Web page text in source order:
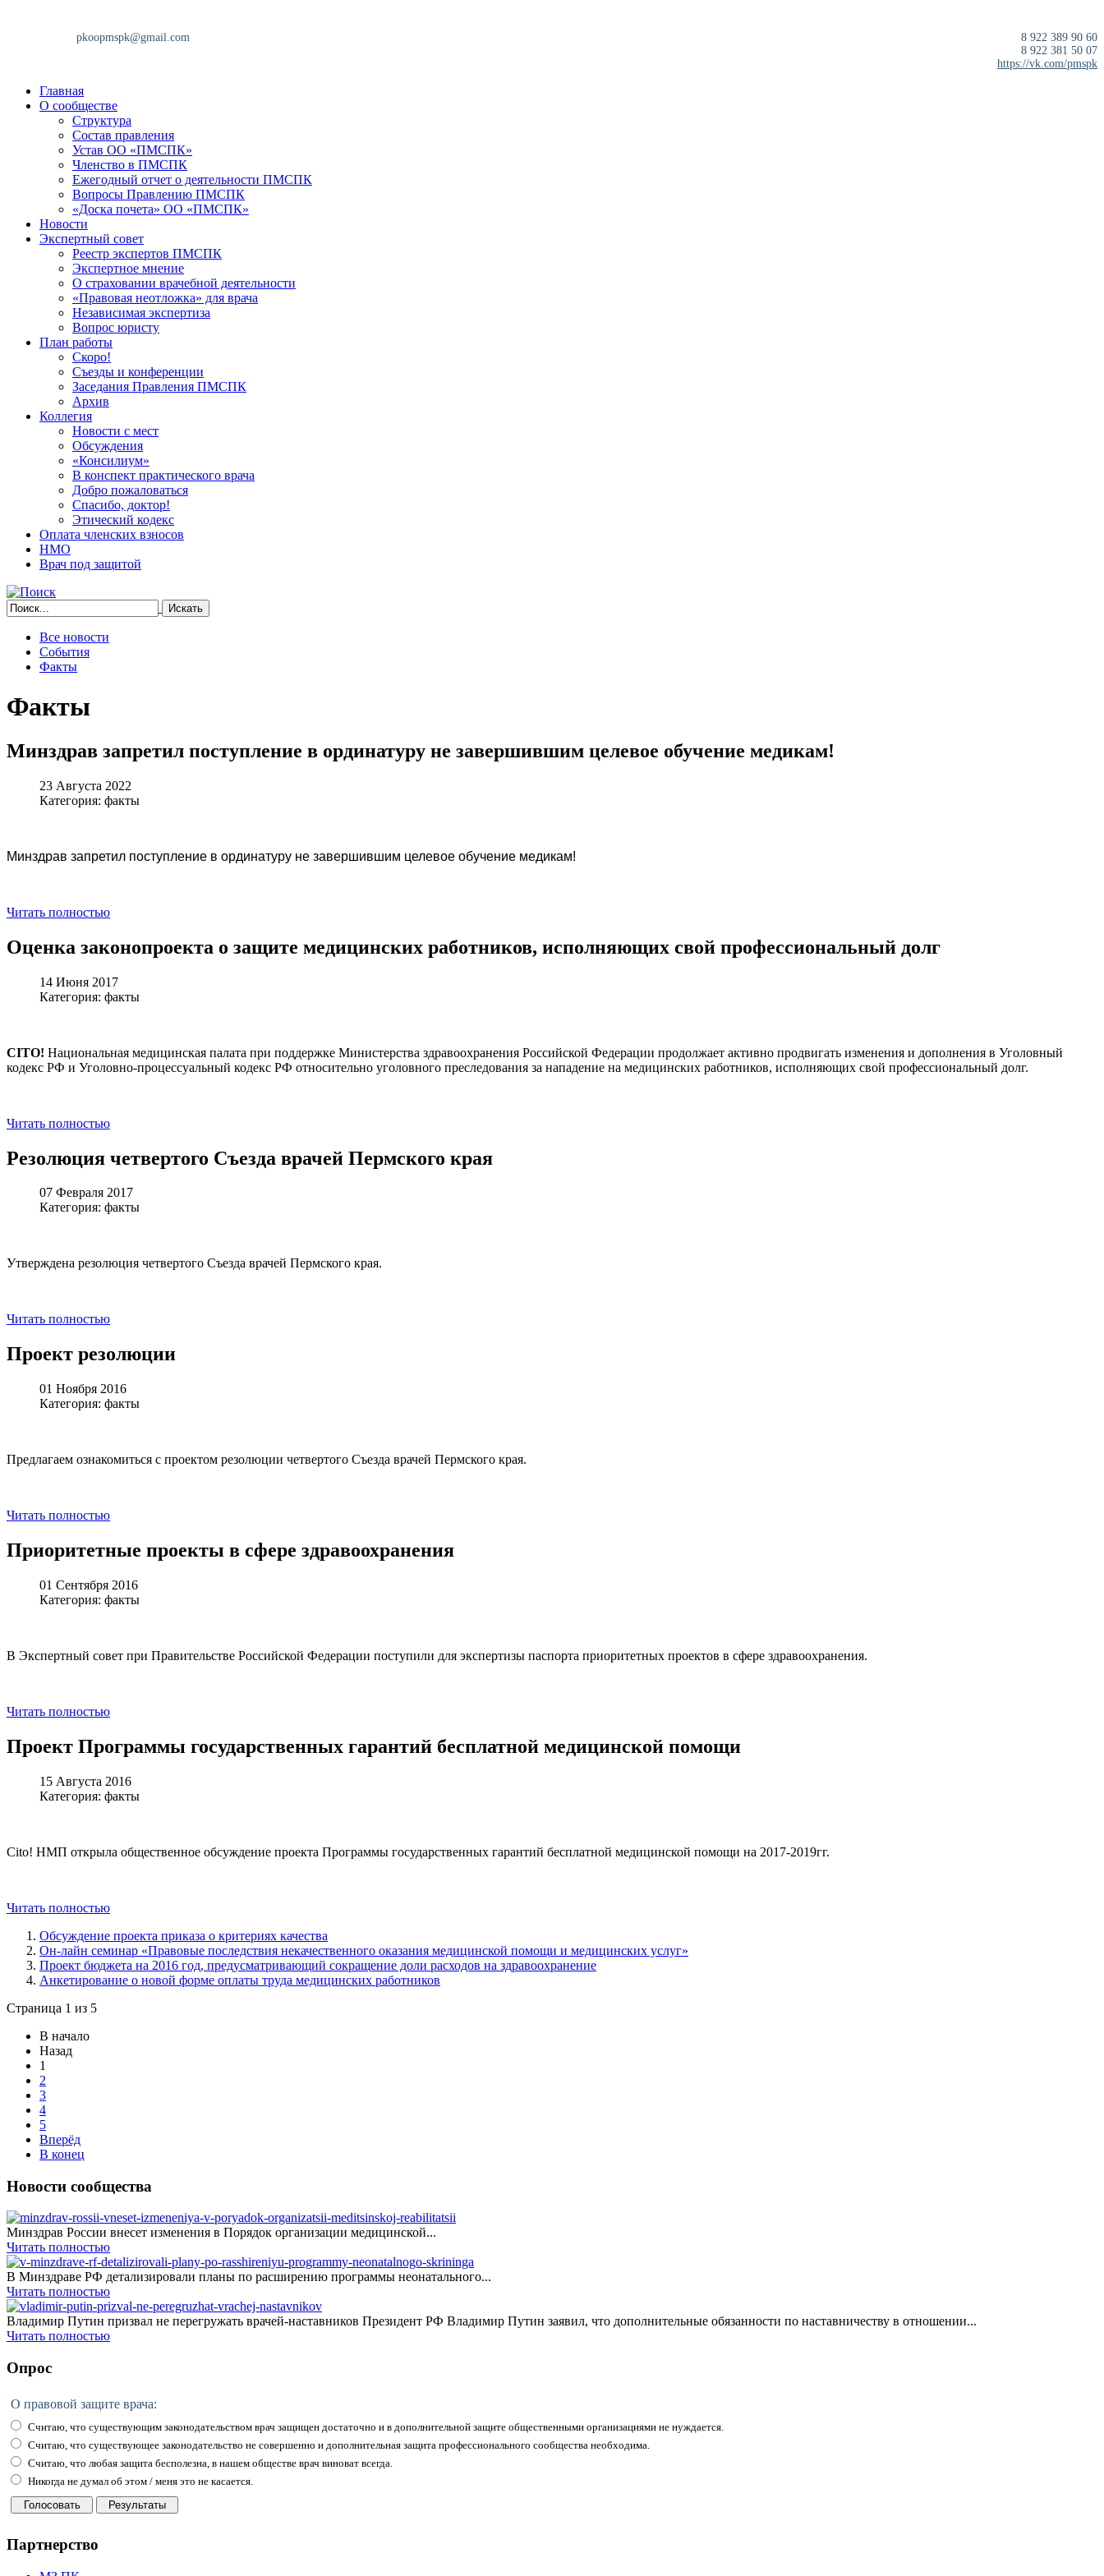
8 922 389 90 60
8 922 381 50 07
https://vk.com/pmspk
Главная
О сообществе
Структура
Состав правления
Устав ОО «ПМСПК»
Членство в ПМСПК
Ежегодный отчет о деятельности ПМСПК
Вопросы Правлению ПМСПК
«Доска почета» ОО «ПМСПК»
Новости
Экспертный совет
Реестр экспертов ПМСПК
Экспертное мнение
О страховании врачебной деятельности
«Правовая неотложка» для врача
Независимая экспертиза
Вопрос юристу
План работы
Скоро!
Съезды и конференции
Заседания Правления ПМСПК
Архив
Коллегия
Новости с мест
Обсуждения
«Консилиум»
В конспект практического врача
Добро пожаловаться
Спасибо, доктор!
Этический кодекс
Оплата членских взносов
НМО
Врач под защитой
Все новости
События
Факты
Факты
Минздрав запретил поступление в ординатуру не завершившим целевое обучение медикам!
23 Августа 2022
Категория: факты
Минздрав запретил поступление в ординатуру не завершившим целевое обучение медикам!
Читать полностью
Оценка законопроекта о защите медицинских работников, исполняющих свой профессиональный долг
14 Июня 2017
Категория: факты
CITO! Национальная медицинская палата при поддержке Министерства здравоохранения Российской Федерации продолжает активно продвигать изменения и дополнения в Уголовный
кодекс РФ и Уголовно-процессуальный кодекс РФ относительно уголовного преследования за нападение на медицинских работников, исполняющих свой профессиональный долг.
Читать полностью
Резолюция четвертого Съезда врачей Пермского края
07 Февраля 2017
Категория: факты
Утверждена резолюция четвертого Съезда врачей Пермского края.
Читать полностью
Проект резолюции
01 Ноября 2016
Категория: факты
Предлагаем ознакомиться с проектом резолюции четвертого Съезда врачей Пермского края.
Читать полностью
Приоритетные проекты в сфере здравоохранения
01 Сентября 2016
Категория: факты
В Экспертный совет при Правительстве Российской Федерации поступили для экспертизы паспорта приоритетных проектов в сфере здравоохранения.
Читать полностью
Проект Программы государственных гарантий бесплатной медицинской помощи
15 Августа 2016
Категория: факты
Cito! НМП открыла общественное обсуждение проекта Программы государственных гарантий бесплатной медицинской помощи на 2017-2019гг.
Читать полностью
Обсуждение проекта приказа о критериях качества
Он-лайн семинар «Правовые последствия некачественного оказания медицинской помощи и медицинских услуг»
Проект бюджета на 2016 год, предусматривающий сокращение доли расходов на здравоохранение
Анкетирование о новой форме оплаты труда медицинских работников
Страница 1 из 5
В начало
Назад
1
2
3
4
5
Вперёд
В конец
Новости сообщества
Минздрав России внесет изменения в Порядок организации медицинской...
Читать полностью
В Минздраве РФ детализировали планы по расширению программы неонатального...
Читать полностью
Владимир Путин призвал не перегружать врачей-наставников Президент РФ Владимир Путин заявил, что дополнительные обязанности по наставничеству в отношении...
Читать полностью
Опрос
О правовой защите врача:
Считаю, что существующим законодательством врач защищен достаточно и в дополнительной защите общественными организациями не нуждается.
Считаю, что существующее законодательство не совершенно и дополнительная защита профессионального сообщества необходима.
Считаю, что любая защита бесполезна, в нашем обществе врач виноват всегда.
Никогда не думал об этом / меня это не касается.
Партнерство